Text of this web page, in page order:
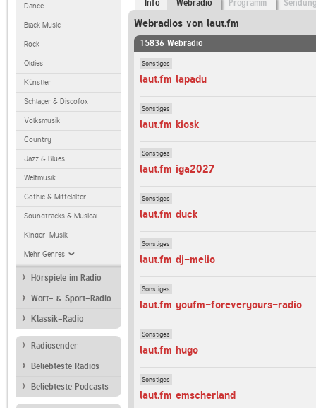
Dance
Black Music
Rock
Oldies
Künstler
Schlager & Discofox
Volksmusik
Country
Jazz & Blues
Weltmusik
Gothic & Mittelalter
Soundtracks & Musical
Kinder-Musik
Mehr Genres
Hörspiele im Radio
Wort- & Sport-Radio
Klassik-Radio
Radiosender
Beliebteste Radios
Beliebteste Podcasts
Info Webradio Programm
Webradios von laut.fm
15836 Webradio
Sonstiges
laut.fm lapadu
Sonstiges
laut.fm kiosk
Sonstiges
laut.fm iga2027
Sonstiges
laut.fm duck
Sonstiges
laut.fm dj-melio
Sonstiges
laut.fm youfm-foreveryours-radio
Sonstiges
laut.fm hugo
Sonstiges
laut.fm emscherland